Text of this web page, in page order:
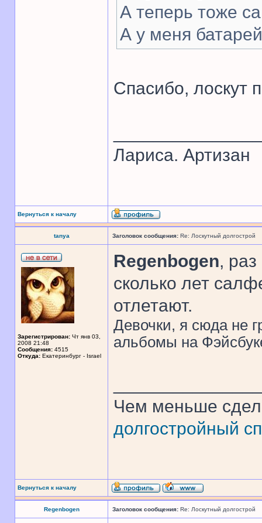
А теперь тоже
А у меня
Спасибо, лоскут
Лариса. Артизан
Вернуться к началу
tanya Заголовок сообщения: Re: Лоскутный долгострой
Зарегистрирован: Чт янв 03,
2008 21:48
Сообщения: 4515
Откуда: Екатеринбург - Israel
Regenbogen,
сколько лет
отлетают.
Девочки, я сюда не
альбомы на
Чем меньше
долгостройный
Вернуться к началу
Regenbogen Заголовок сообщения: Re: Лоскутный долгострой